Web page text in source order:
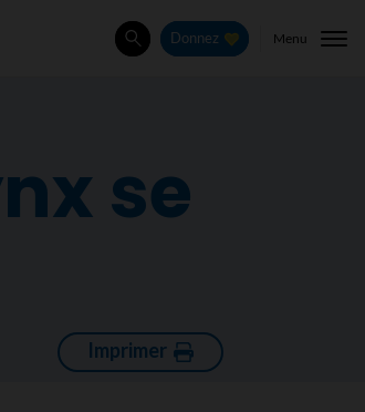
Rechercher
Donnez Menu
se
Imprimer